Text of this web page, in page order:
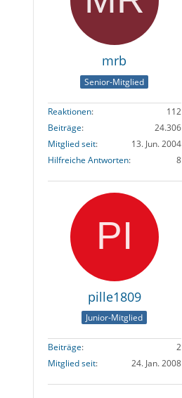
mrb
Senior-Mitglied
Reaktionen
112
Beiträge
24.306
Mitglied seit
13. Jun. 2004
Hilfreiche Antworten
8
pille1809
Junior-Mitglied
Beiträge
2
Mitglied seit
24. Jan. 2008